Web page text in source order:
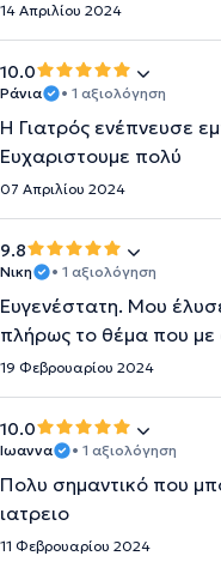
14 Απριλίου 2024
10.0
Ράνια • 1 αξιολόγηση
Η Γιατρός ενέπνευσε
Ευχαριστουμε πολύ
07 Απριλίου 2024
9.8
Νικη • 1 αξιολόγηση
Ευγενέστατη. Μου
πλήρως το θέμα που
19 Φεβρουαρίου 2024
10.0
Ιωαννα • 1 αξιολόγηση
Πολυ σημαντικό που
ιατρειο
11 Φεβρουαρίου 2024